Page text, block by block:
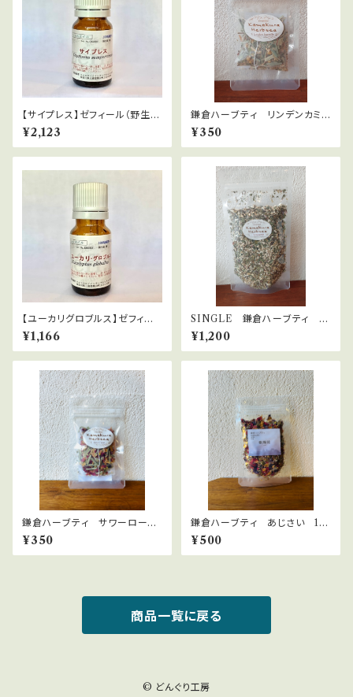
【サイプレス】ゼフィール（野生）
Cupressus sempervirens
¥2,123
鎌倉ハーブティ リンデンカミル
レ 【ティーバッグ】１.５g×2bag
s
¥350
【ユーカリグロブルス】ゼフィー
ル（有機栽培）Eucalyptus glo
bulus
¥1,166
SINGLE 鎌倉ハーブティ
エキナセア 40ｇ
¥1,200
鎌倉ハーブティ サワーロー
ズ 【ティーバッグ】1.5g×2bags
¥350
鎌倉ハーブティ あじさい 10
ｇ
¥500
商品一覧に戻る
© どんぐり工房